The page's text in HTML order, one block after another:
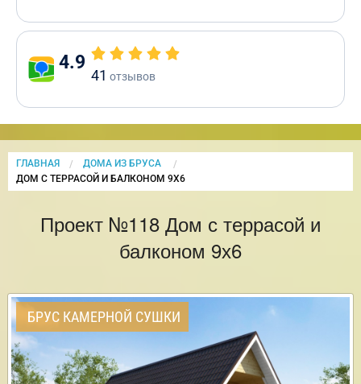
4.9
41 отзывов
ГЛАВНАЯ
ДОМА ИЗ БРУСА
CURRENT:
ДОМ С ТЕРРАСОЙ И БАЛКОНОМ 9Х6
Проект №118 Дом с террасой и
балконом 9х6
БРУС КАМЕРНОЙ СУШКИ